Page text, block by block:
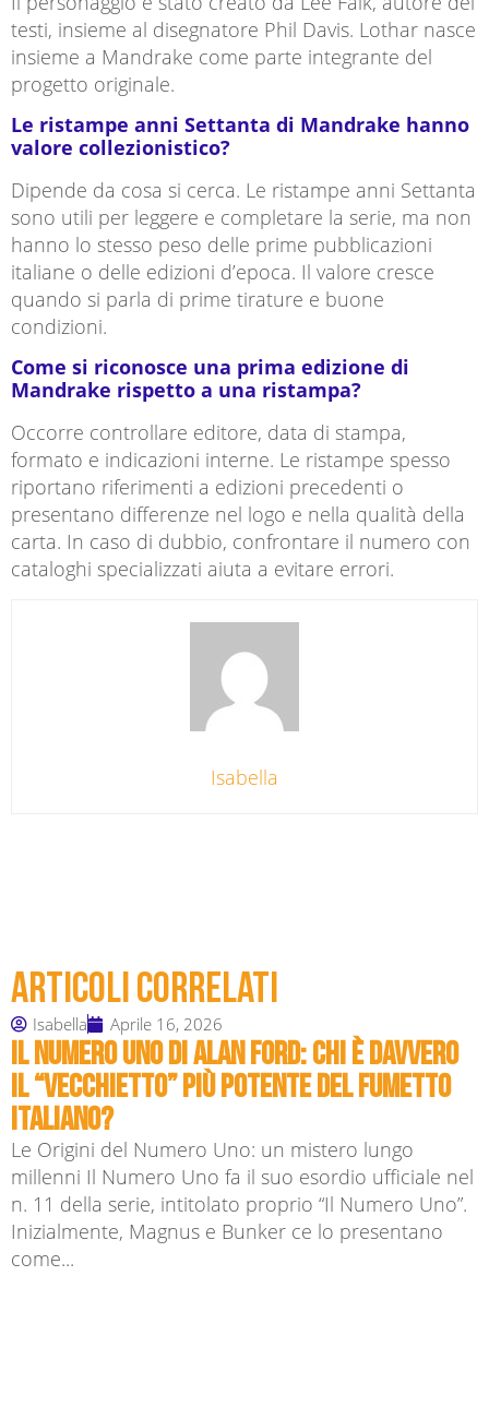
testi, insieme al disegnatore Phil Davis. Lothar nasce
insieme a Mandrake come parte integrante del
progetto originale.
Le ristampe anni Settanta di Mandrake hanno
valore collezionistico?
Dipende da cosa si cerca. Le ristampe anni Settanta
sono utili per leggere e completare la serie, ma non
hanno lo stesso peso delle prime pubblicazioni
italiane o delle edizioni d’epoca. Il valore cresce
quando si parla di prime tirature e buone
condizioni.
Come si riconosce una prima edizione di
Mandrake rispetto a una ristampa?
Occorre controllare editore, data di stampa,
formato e indicazioni interne. Le ristampe spesso
riportano riferimenti a edizioni precedenti o
presentano differenze nel logo e nella qualità della
carta. In caso di dubbio, confrontare il numero con
cataloghi specializzati aiuta a evitare errori.
Isabella
Articoli correlati
Isabella Aprile 16, 2026
Il Numero Uno di Alan Ford: chi è davvero
il “vecchietto” più potente del fumetto
italiano?
Le Origini del Numero Uno: un mistero lungo
millenni Il Numero Uno fa il suo esordio ufficiale nel
n. 11 della serie, intitolato proprio “Il Numero Uno”.
Inizialmente, Magnus e Bunker ce lo presentano
come...